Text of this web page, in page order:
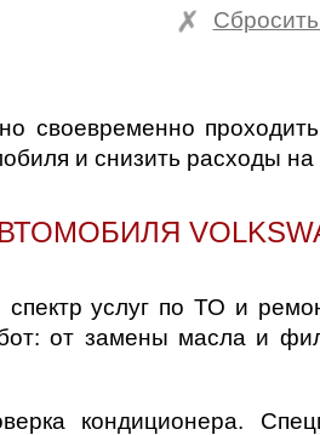
своевременно
и снизить расходы
услуг по ТО и
от замены масла и
кондиционера.